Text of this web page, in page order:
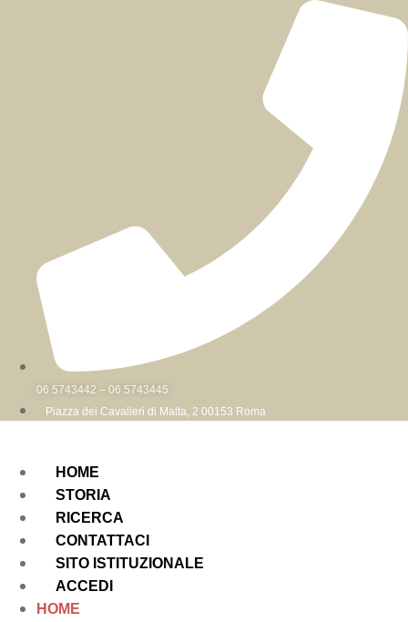
06 5743442 – 06 5743445
Piazza dei Cavalieri di Malta, 2 00153 Roma
HOME
STORIA
RICERCA
CONTATTACI
SITO ISTITUZIONALE
ACCEDI
HOME